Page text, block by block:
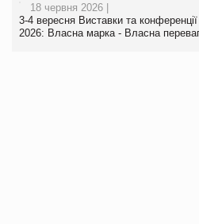
18 червня 2026 |
3-4 вересня Виставки та
2026: Власна марка - Власна